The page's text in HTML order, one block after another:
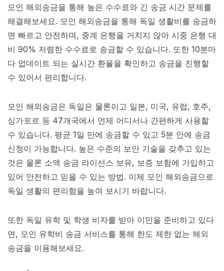
모인 해외송금을 통해 높은 수수료와 긴 송금 시간 문제를
해결해보세요. 모인 해외송금을 통해 독일 생활비를 송금하
면 빠르고 안전하며, 중계 은행을 거치지 않아 시중 은행 대
비 90% 저렴한 수수료로 송금할 수 있습니다. 또한 10분마
다 업데이트 되는 실시간 환율을 확인하고 송금을 진행할
수 있어서 편리합니다.
모인 해외송금은 독일은 물론이고 일본, 미국, 유럽, 호주,
싱가포르 등 47개국에서 언제 어디서나 간편하게 사용할
수 있습니다. 평균 1일 만에 송금할 수 있고 5분 안에 송금
신청이 가능합니다. 높은 수준의 보안 기술을 갖추고 있는
것은 물론 소액 송금 라이선스 보유, 보증 보험에 가입하고
있어 안전하고 믿을 수 있는 방법. 이제 모인 해외송금으로
독일 생활의 편리함을 높여 보시기 바랍니다.
또한 독일 유학 및 학생 비자를 받아 이민을 준비하고 있다
면, 모인 유학비 송금 서비스를 통해 한도 제한 없는 해외
송금을 이용해보세요.